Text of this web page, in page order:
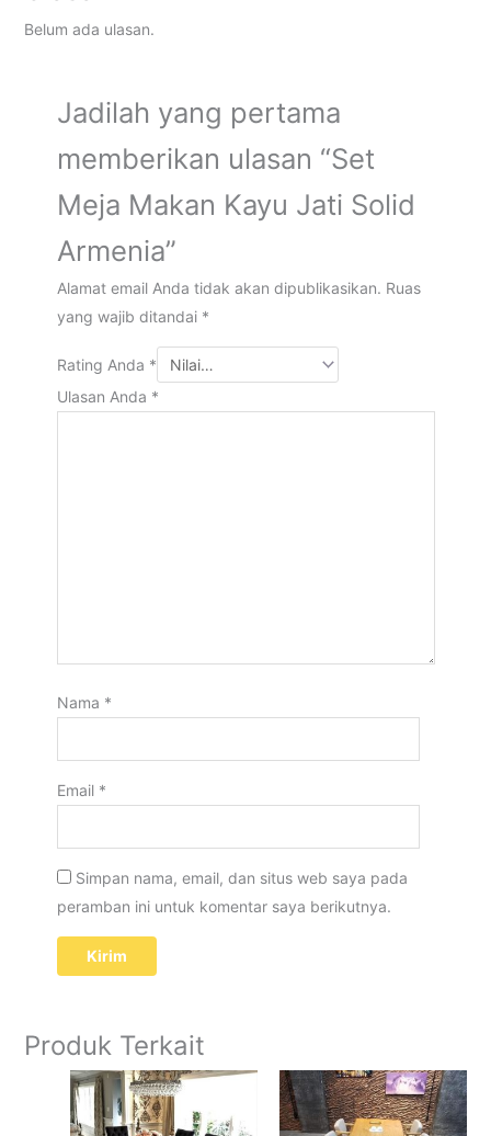
Belum ada ulasan.
Jadilah yang pertama
memberikan ulasan “Set
Meja Makan Kayu Jati Solid
Armenia”
Alamat email Anda tidak akan dipublikasikan. Ruas
yang wajib ditandai *
Rating Anda *
Ulasan Anda *
Nama *
Email *
Simpan nama, email, dan situs web saya pada
peramban ini untuk komentar saya berikutnya.
Produk Terkait